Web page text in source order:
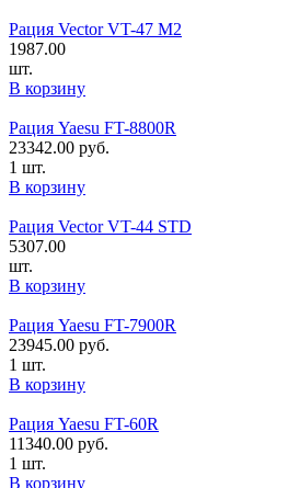
Рация Vector VT-47 M2
1987.00
шт.
В корзину
Рация Yaesu FT-8800R
23342.00 руб.
1 шт.
В корзину
Рация Vector VT-44 STD
5307.00
шт.
В корзину
Рация Yaesu FT-7900R
23945.00 руб.
1 шт.
В корзину
Рация Yaesu FT-60R
11340.00 руб.
1 шт.
В корзину